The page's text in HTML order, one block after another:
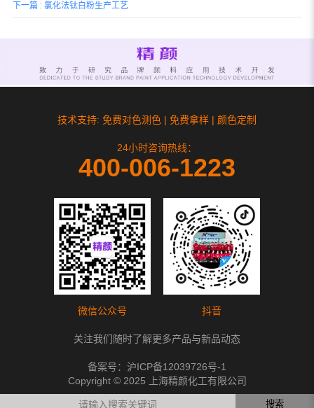
下一篇 : 氯化法钛白粉生产工艺
技术支持: 免费对色测色 | 免费拿样 | 颜色定制
24小时咨询热线：
400-006-1223
微信公众号 抖音
关注我们随时了解更多产品与新品动态
备案号： 沪ICP备12039726号-1
Copyright © 2025 上海精颜化工有限公司
搜索